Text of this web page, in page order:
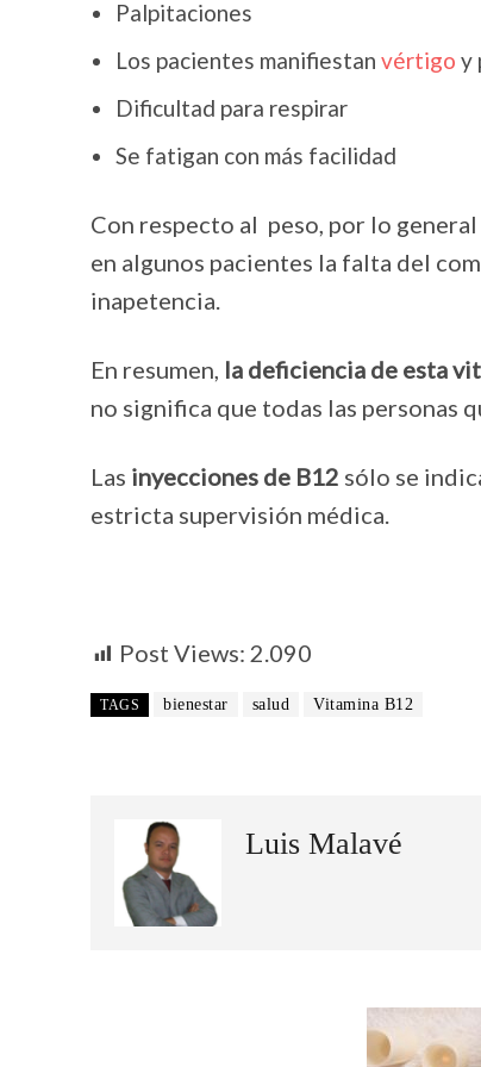
Palpitaciones
Los pacientes manifiestan vértigo y
Dificultad para respirar
Se fatigan con más facilidad
Con respecto al peso, por lo general
en algunos pacientes la falta del
inapetencia.
En resumen, la deficiencia de esta
no significa que todas las personas
Las inyecciones de B12 sólo se
estricta supervisión médica.
Post Views: 2.090
TAGS bienestar salud Vitamina B12
Luis Malavé